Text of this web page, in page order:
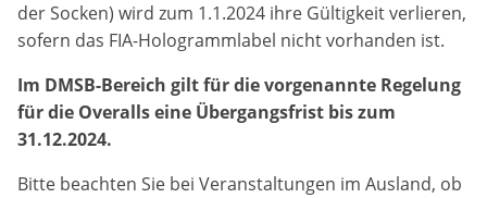
der Socken) wird zum 1.1.2024 ihre Gültigkeit verlieren,
sofern das FIA-Hologrammlabel nicht vorhanden ist.
Im DMSB-Bereich gilt für die vorgenannte Regelung
für die Overalls eine Übergangsfrist bis zum
31.12.2024.
Bitte beachten Sie bei Veranstaltungen im Ausland, ob
Background Image
gw-cookie-bgimage
Anbieter:
DMSB